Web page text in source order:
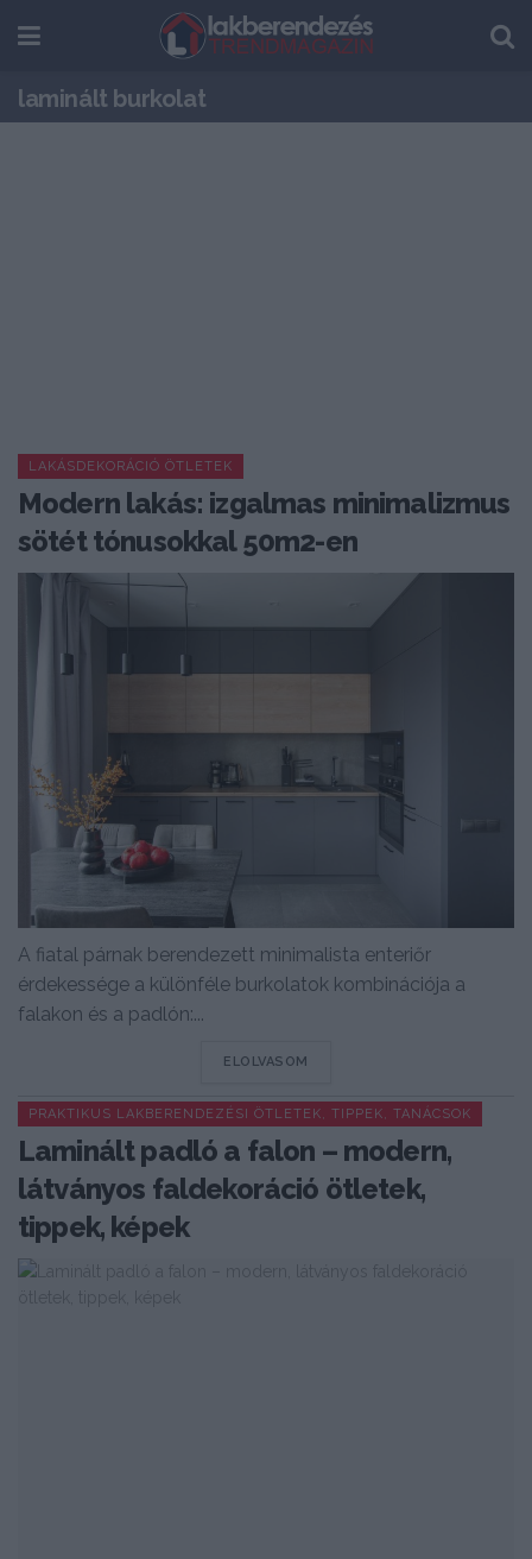
laminált burkolat
LAKÁSDEKORÁCIÓ ÖTLETEK
Modern lakás: izgalmas minimalizmus
sötét tónusokkal 50m2-en
A fiatal párnak berendezett minimalista enteriőr
érdekessége a különféle burkolatok kombinációja a
falakon és a padlón:...
ELOLVASOM
PRAKTIKUS LAKBERENDEZÉSI ÖTLETEK, TIPPEK, TANÁCSOK
Laminált padló a falon – modern,
látványos faldekoráció ötletek,
tippek, képek